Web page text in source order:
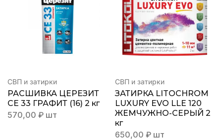
СВП и затирки
РАСШИВКА ЦЕРЕЗИТ
СЕ 33 ГРАФИТ (16) 2 кг
570,00 ₽ шт
СВП и затирки
ЗАТИРКА LITOCHROM
LUXURY EVO LLE 120
ЖЕМЧУЖНО-СЕРЫЙ 2
кг
650,00 ₽ шт